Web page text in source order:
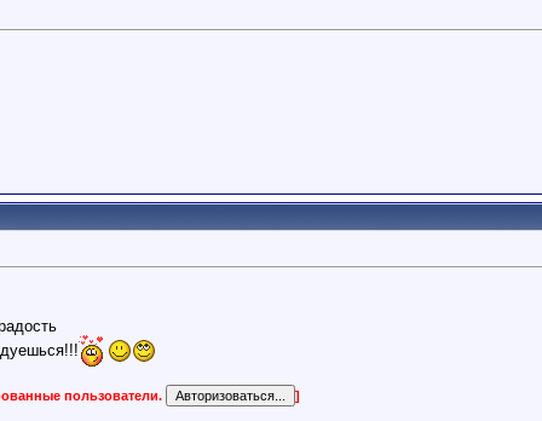
пользователи. ]